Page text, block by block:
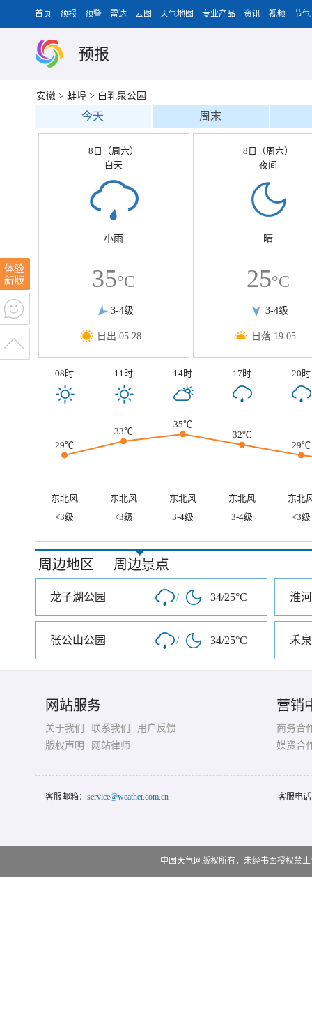
首页 预报 预警 雷达 云图 天气地图 专业产品 资讯 视频 节气
预报
安徽 > 蚌埠 > 白乳泉公园
今天 周末
8日（周六）
白天
小雨
35°C
3-4级
日出 05:28
8日（周六）
夜间
晴
25°C
3-4级
日落 19:05
08时 11时 14时 17时 20时
29℃
33℃
35℃
32℃
29℃
东北风 东北风 东北风 东北风
东北
<3级
<3级 3-4级 3-4级 <3级
周边地区 | 周边景点
龙子湖公园 / 34/25°C
张公山公园 / 34/25°C 禾
网站服务
关于我们 联系我们
用户反馈
版权声明
网站律师
营销
商务合
媒资合
客服邮箱： service@weather.com.cn 客服电
中国天气网版权所有，未经书面授权